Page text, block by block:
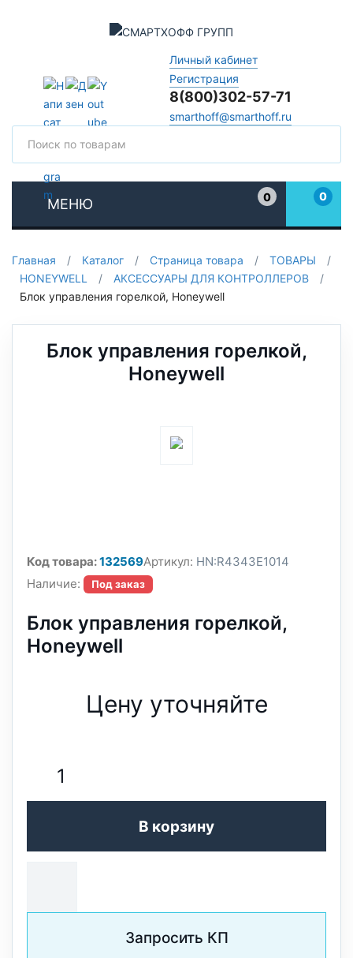
Личный кабинет
Регистрация
8(800)302-57-71
smarthoff@smarthoff.ru
МЕНЮ
0
0
Главная / Каталог / Страница товара / ТОВАРЫ
/
HONEYWELL
/ АКСЕССУАРЫ ДЛЯ КОНТРОЛЛЕРОВ
/
Блок управления горелкой, Honeywell
Блок управления горелкой,
Honeywell
Код товара:132569Артикул: HN:R4343E1014
Наличие:
Под заказ
Блок управления горелкой,
Honeywell
Цену уточняйте
В корзину
Запросить КП